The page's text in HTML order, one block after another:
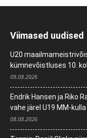
Viimased uudised
U20
kümnevõistluses 10.
09.08.2026
Endrik Hansen ja Riko
vahe järel U19 MM-kulla
08.08.2026